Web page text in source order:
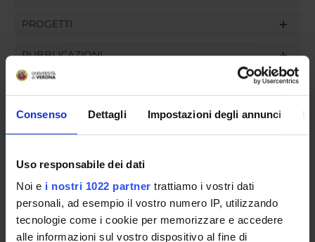
Consenso Dettagli Impostazioni degli annunci
Uso responsabile dei dati
Noi e i nostri 1022 partner trattiamo i vostri dati
personali, ad esempio il vostro numero IP, utilizzando
tecnologie come i cookie per memorizzare e accedere
alle informazioni sul vostro dispositivo al fine di
PROGETTI
PUBBLICAZIONI
INCARICHI
ORGANIZZAZIONE
GOVERNANCE
COMMISSIONI